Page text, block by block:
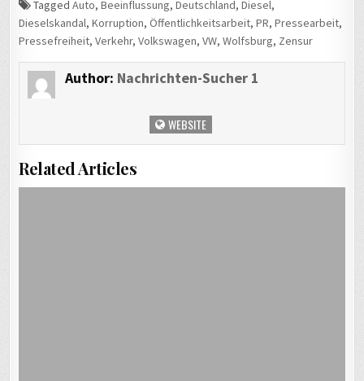
TaggedAuto,Beeinflussung,Deutschland,Diesel,
Dieselskandal,Korruption,Öffentlichkeitsarbeit,PR,Pressearbeit,
Pressefreiheit,Verkehr,Volkswagen,VW,Wolfsburg, Zensur
Author: Nachrichten-Sucher 1
WEBSITE
Related Articles